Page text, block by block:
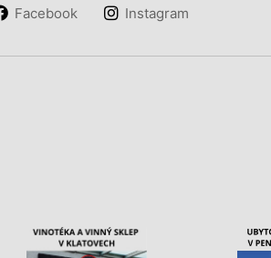
Facebook Instagram